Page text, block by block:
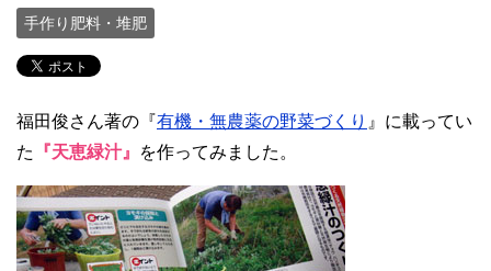
手作り肥料・堆肥
福田俊さん著の『有機・無農薬の野菜づくり 』に載ってい
た
『天恵緑汁』 を作ってみました。